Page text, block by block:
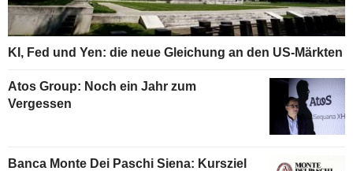
KI, Fed und Yen: die neue Gleichung an den US-Märkten
Atos Group: Noch ein Jahr zum
Vergessen
Banca Monte Dei Paschi Siena: Kursziel